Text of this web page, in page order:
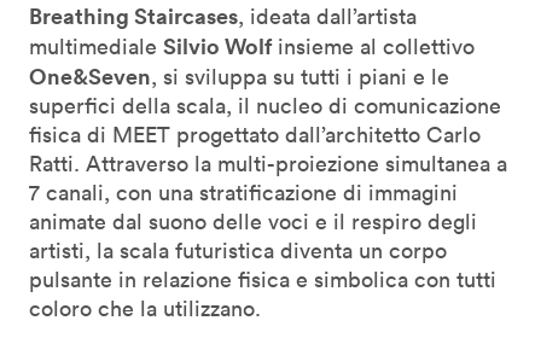
Breathing Staircases, ideata dall’artista
multimediale Silvio Wolfinsieme al collettivo
One&Seven, si sviluppa su tutti i piani e le
superfici della scala, il nucleo di comunicazione
fisica di MEET progettato dall’architetto Carlo
Ratti. Attraverso la multi-proiezione simultanea a
7 canali, con una stratificazione di immagini
animate dal suono delle voci e il respiro degli
artisti, la scala futuristica diventa un corpo
pulsante in relazione fisica e simbolica con tutti
coloro che la utilizzano.